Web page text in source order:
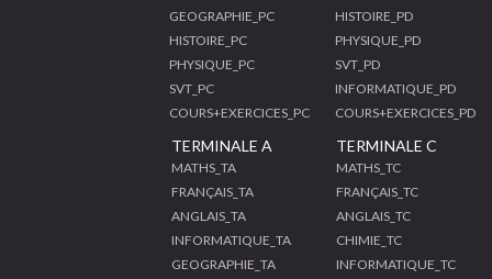
GEOGRAPHIE_PC
HISTOIRE_PC
PHYSIQUE_PC
SVT_PC
COURS+EXERCICES_PC
HISTOIRE_PD
PHYSIQUE_PD
SVT_PD
INFORMATIQUE_PD
COURS+EXERCICES_PD
TERMINALE A
MATHS_TA
FRANÇAIS_TA
ANGLAIS_TA
INFORMATIQUE_TA
GEOGRAPHIE_TA
TERMINALE C
MATHS_TC
FRANÇAIS_TC
ANGLAIS_TC
CHIMIE_TC
INFORMATIQUE_TC